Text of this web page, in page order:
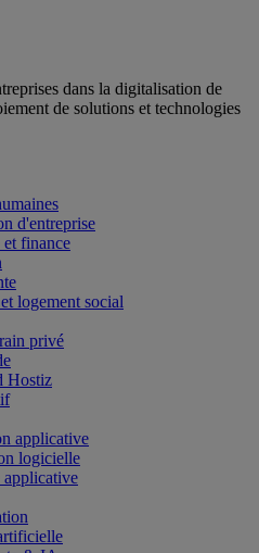
dans la digitalisation de
de solutions et technologies
d'entreprise
finance
logement social
privé
Hostiz
applicative
logicielle
applicative